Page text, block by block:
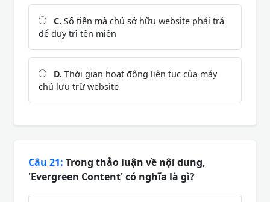
C. Số tiền mà chủ sở hữu website phải trả
để duy trì tên miền
D. Thời gian hoạt động liên tục của máy
chủ lưu trữ website
Câu 21: Trong thảo luận về nội dung,
'Evergreen Content' có nghĩa là gì?